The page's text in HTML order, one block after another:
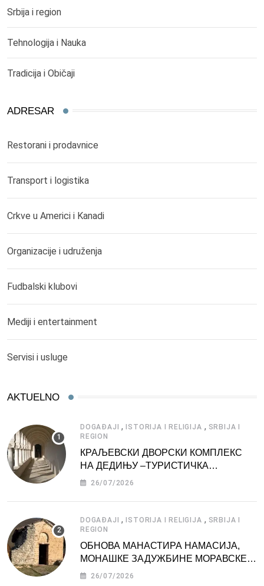
Srbija i region
Tehnologija i Nauka
Tradicija i Običaji
ADRESAR
Restorani i prodavnice
Transport i logistika
Crkve u Americi i Kanadi
Organizacije i udruženja
Fudbalski klubovi
Mediji i entertainment
Servisi i usluge
AKTUELNO
DOGAĐAJI , ISTORIJA I RELIGIJA , SRBIJA I
REGION
КРАЉЕВСКИ ДВОРСКИ КОМПЛЕКС
НА ДЕДИЊУ –ТУРИСТИЧКА
АТРАКЦИЈА
26/07/2026
DOGAĐAJI , ISTORIJA I RELIGIJA , SRBIJA I
REGION
ОБНОВА МАНАСТИРА НАМАСИЈА,
МОНАШКЕ ЗАДУЖБИНЕ МОРАВСКЕ
СРБИЈЕ
26/07/2026